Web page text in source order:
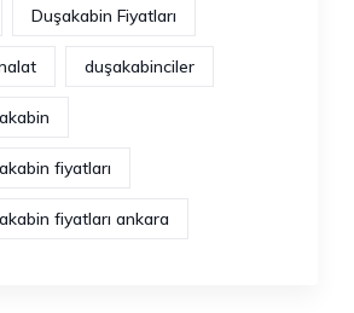
Duşakabin Fiyatları
duşakabinciler
fiyatları
fiyatları ankara